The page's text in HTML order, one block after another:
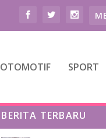
OTOMOTIF SPORT
BERITA TERBARU